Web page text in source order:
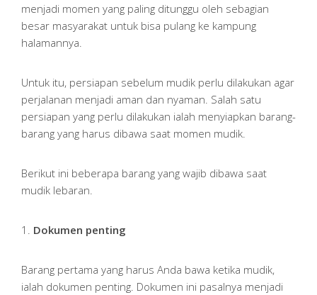
menjadi momen yang paling ditunggu oleh sebagian
besar masyarakat untuk bisa pulang ke kampung
halamannya.
Untuk itu, persiapan sebelum mudik perlu dilakukan agar
perjalanan menjadi aman dan nyaman. Salah satu
persiapan yang perlu dilakukan ialah menyiapkan barang-
barang yang harus dibawa saat momen mudik.
Berikut ini beberapa barang yang wajib dibawa saat
mudik lebaran.
1. Dokumen penting
Barang pertama yang harus Anda bawa ketika mudik,
ialah dokumen penting. Dokumen ini pasalnya menjadi